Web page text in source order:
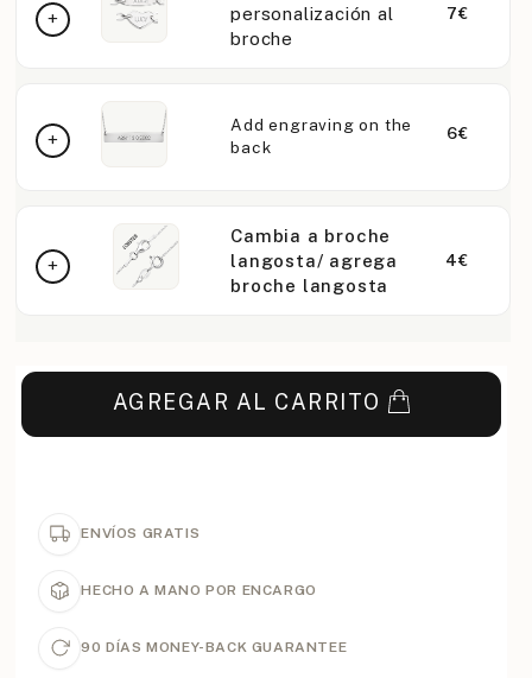
personalización al
broche
7€
Add engraving on the
back
6€
Cambia a broche
langosta/ agrega
broche langosta
4€
AGREGAR AL CARRITO
ENVÍOS GRATIS
HECHO A MANO POR ENCARGO
90 DÍAS MONEY-BACK GUARANTEE